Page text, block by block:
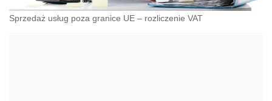
Sprzedaż usług poza granice UE – rozliczenie VAT